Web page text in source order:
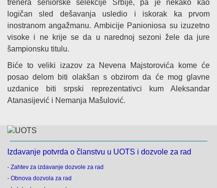
trenera seniorske selekcije Srbije, pa je nekako kao
logičan sled dešavanja usledio i iskorak ka prvom
inostranom angažmanu. Ambicije Panioniosa su izuzetno
visoke i ne krije se da u narednoj sezoni žele da jure
šampionsku titulu.
Biće to veliki izazov za Nevena Majstorovića kome će
posao delom biti olakšan s obzirom da će mog glavne
uzdanice biti srpski reprezentativci kum Aleksandar
Atanasijević i Nemanja Mašulović.
Izdavanje potvrda o članstvu u UOTS i dozvole za rad
- Zahtev za izdavanje dozvole za rad
- Obnova dozvola za rad